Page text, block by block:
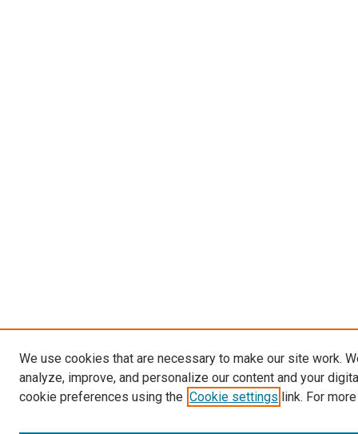
We use cookies that are necessary to make our site work.
analyze, improve, and personalize our content and your
cookie preferences using the Cookie settings link. For